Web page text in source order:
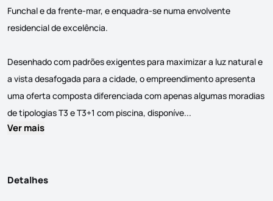
Funchal e da frente-mar, e enquadra-se numa envolvente
residencial de excelência.
Desenhado com padrões exigentes para maximizar a luz natural e
a vista desafogada para a cidade, o empreendimento apresenta
uma oferta composta diferenciada com apenas algumas moradias
de tipologias T3 e T3+1 com piscina, disponíve...
Ver mais
Detalhes